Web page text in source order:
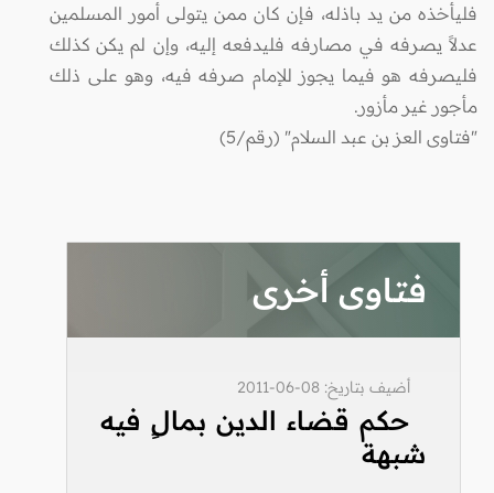
فليأخذه من يد باذله، فإن كان ممن يتولى أمور المسلمين
عدلاً يصرفه في مصارفه فليدفعه إليه، وإن لم يكن كذلك
فليصرفه هو فيما يجوز للإمام صرفه فيه، وهو على ذلك
مأجور غير مأزور.
"فتاوى العز بن عبد السلام" (رقم/5)
فتاوى أخرى
أضيف بتاريخ: 08-06-2011
حكم قضاء الدين بمالٍ فيه
شبهة